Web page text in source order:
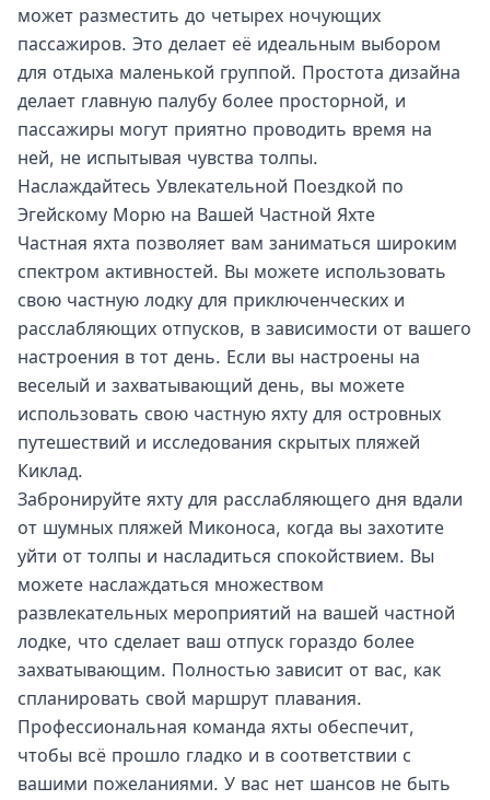
может разместить до четырех ночующих
пассажиров. Это делает её идеальным выбором
для отдыха маленькой группой. Простота дизайна
делает главную палубу более просторной, и
пассажиры могут приятно проводить время на
ней, не испытывая чувства толпы.
Наслаждайтесь Увлекательной Поездкой по
Эгейскому Морю на Вашей Частной Яхте
Частная яхта позволяет вам заниматься широким
спектром активностей. Вы можете использовать
свою частную лодку для приключенческих и
расслабляющих отпусков, в зависимости от вашего
настроения в тот день. Если вы настроены на
веселый и захватывающий день, вы можете
использовать свою частную яхту для островных
путешествий и исследования скрытых пляжей
Киклад.
Забронируйте яхту для расслабляющего дня вдали
от шумных пляжей Миконоса, когда вы захотите
уйти от толпы и насладиться спокойствием. Вы
можете наслаждаться множеством
развлекательных мероприятий на вашей частной
лодке, что сделает ваш отпуск гораздо более
захватывающим. Полностью зависит от вас, как
спланировать свой маршрут плавания.
Профессиональная команда яхты обеспечит,
чтобы всё прошло гладко и в соответствии с
вашими пожеланиями. У вас нет шансов не быть